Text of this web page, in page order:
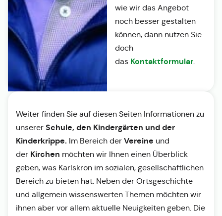
wie wir das Angebot
noch besser gestalten
können, dann nutzen Sie
doch
das Kontaktformular.
Weiter finden Sie auf diesen Seiten Informationen zu
unserer Schule, den Kindergärten und der
Kinderkrippe. Im Bereich der Vereine und
der Kirchen möchten wir Ihnen einen Überblick
geben, was Karlskron im sozialen, gesellschaftlichen
Bereich zu bieten hat. Neben der Ortsgeschichte
und allgemein wissenswerten Themen möchten wir
ihnen aber vor allem aktuelle Neuigkeiten geben. Die